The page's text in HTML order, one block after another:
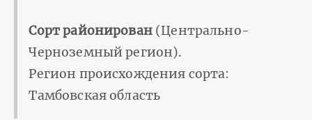
Сорт районирован(Центрально-
Черноземный регион).
Регион происхождения сорта:
Тамбовская область